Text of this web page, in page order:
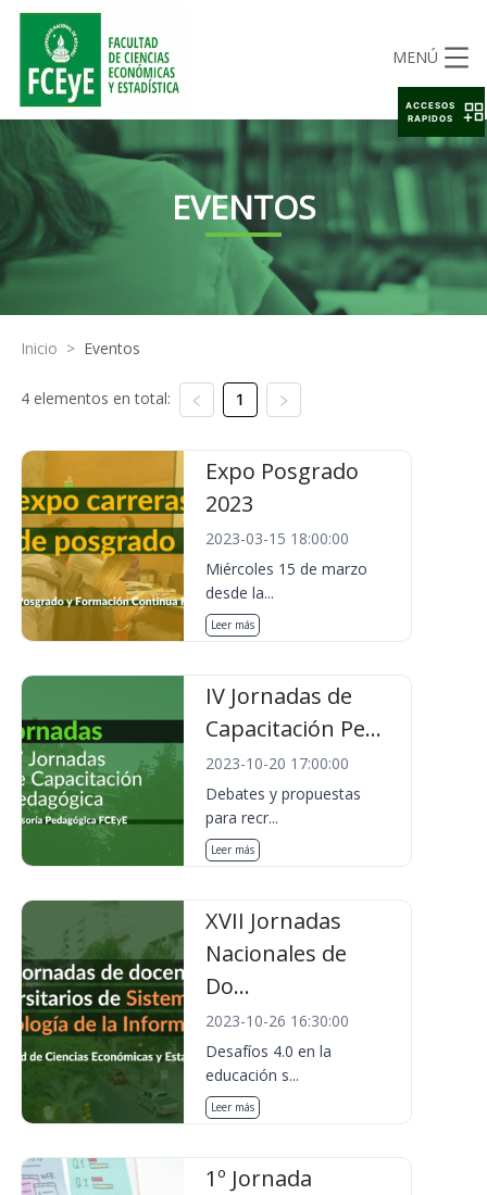
MENÚ
EVENTOS
Inicio > Eventos
4 elementos en total: 1
Expo Posgrado
2023
2023-03-15 18:00:00
Miércoles 15 de marzo
desde la...
Leer más
IV Jornadas de
Capacitación Pe...
2023-10-20 17:00:00
Debates y propuestas
para recr...
Leer más
XVII Jornadas
Nacionales de
Do...
2023-10-26 16:30:00
Desafíos 4.0 en la
educación s...
Leer más
1º Jornada
ACCESOS
RAPIDOS